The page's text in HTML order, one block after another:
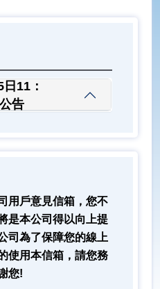
11：
告
戶意見信箱，您不
是本公司得以向上提
司為了保障您的線上
使用本信箱，請您務
您!